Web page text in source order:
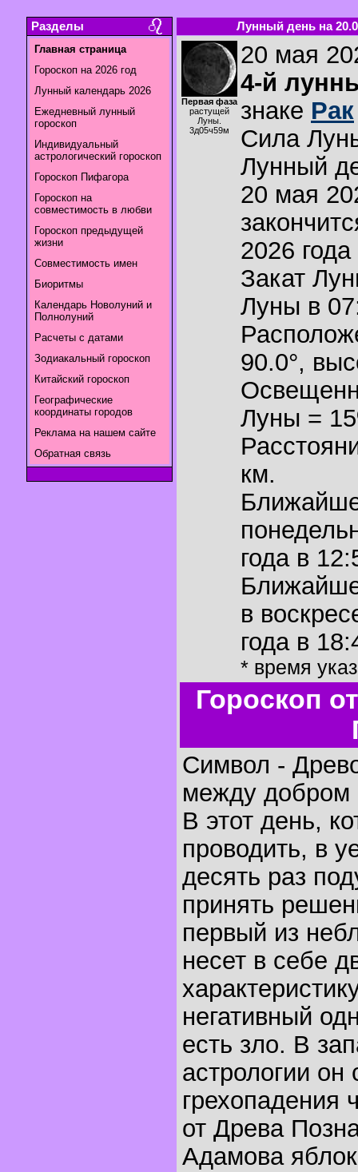
Разделы
Главная страница
Гороскоп на 2026 год
Лунный календарь 2026
Ежедневный лунный
гороскоп
Индивидуальный
астрологический гороскоп
Гороскоп Пифагора
Гороскоп на
совместимость в любви
Гороскоп предыдущей
жизни
Совместимость имен
Биоритмы
Календарь Новолуний и
Полнолуний
Расчеты с датами
Зодиакальный гороскоп
Китайский гороскоп
Географические
координаты городов
Реклама на нашем сайте
Обратная связь
Лунный день на
Первая фаза
растущей
Луны.
3д05ч59м
20 мая
4-й
знаке Рак
Сила
Лунный
20 мая
2026
Закат
Луны в
90.0°,
Луны =
км.
года в
в
года в
* время
Гороскоп
Символ -
между добром
В этот день,
проводить, в
десять раз
принять
первый из
несет в себе
негативный
есть зло. В
астрологии он
грехопадения
от Древа
Адамова